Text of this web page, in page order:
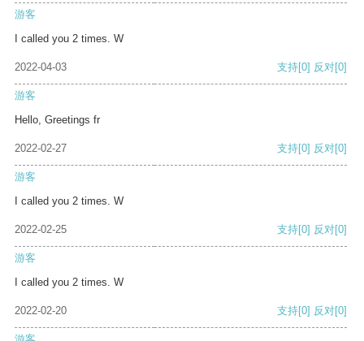
游客
I called you 2 times. W
2022-04-03 支持[0] 反对[0]
游客
Hello, Greetings fr
2022-02-27 支持[0] 反对[0]
游客
I called you 2 times. W
2022-02-25 支持[0] 反对[0]
游客
I called you 2 times. W
2022-02-20 支持[0] 反对[0]